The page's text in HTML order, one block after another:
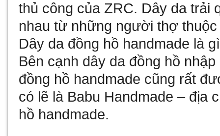
thủ công của ZRC. Dây da trải
nhau từ những người thợ thuộc
Dây da đồng hồ handmade là
Bên cạnh dây da đồng hồ
đồng hồ handmade cũng rất
có lẽ là Babu Handmade – địa
hồ handmade.